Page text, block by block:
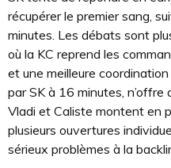
récupérer le premier sang,
minutes. Les débats sont
où la KC reprend les
et une meilleure
par SK à 16 minutes, n’offre
Vladi et Caliste montent en
plusieurs ouvertures
sérieux problèmes à la